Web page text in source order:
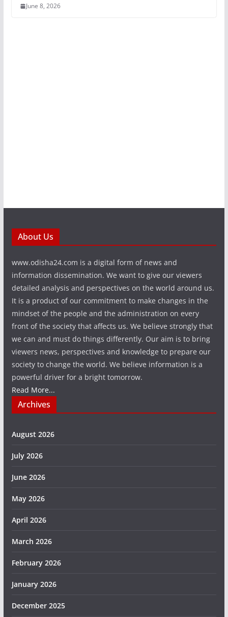
June 8, 2026
About Us
www.odisha24.com is a digital form of news and
information dissemination. We want to give our viewers
detailed analysis and perspectives on the world around us.
It is a product of our commitment to make changes in the
mindset of the people and the administration on every
front of the society that affects us. We believe strongly that
we can and must do things differently. Our aim is to bring
viewers news, perspectives and knowledge to prepare our
society to change the world. We believe information is a
powerful driver for a bright tomorrow.
Read More...
Archives
August 2026
July 2026
June 2026
May 2026
April 2026
March 2026
February 2026
January 2026
December 2025